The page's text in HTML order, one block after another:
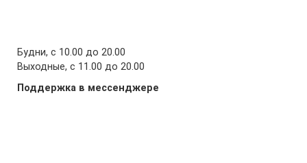
Будни, с 10.00 до 20.00
Выходные, с 11.00 до 20.00
Поддержка в мессенджере